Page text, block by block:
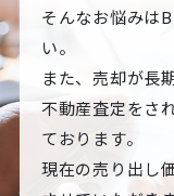
そんなお悩みは
い。
また、売却が長
不動産査定をさ
ております。
現在の売り出し